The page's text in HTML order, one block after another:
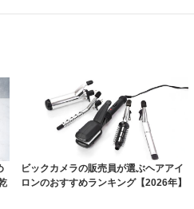
ビックカメラの販売員が選ぶヘアアイ
ロンのおすすめランキング【2026年】